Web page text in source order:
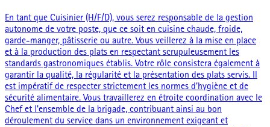
En tant que Cuisinier (H/F/D), vous serez responsable de la gestion
autonome de votre poste, que ce soit en cuisine chaude, froide,
garde-manger, pâtisserie ou autre. Vous veillerez à la mise en place
et à la production des plats en respectant scrupuleusement les
standards gastronomiques établis. Votre rôle consistera également à
garantir la qualité, la régularité et la présentation des plats servis. Il
est impératif de respecter strictement les normes d’hygiène et de
sécurité alimentaire. Vous travaillerez en étroite coordination avec le
Chef et l'ensemble de la brigade, contribuant ainsi au bon
déroulement du service dans un environnement exigeant et